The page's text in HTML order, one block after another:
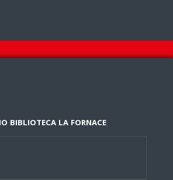
BIBLIOTECA LA FORNACE